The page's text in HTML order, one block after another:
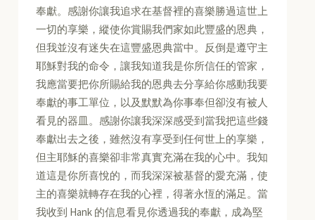
奉獻。感謝你讓我追求在基督裡的喜樂勝過這世上
一切的享樂，縱使你賞賜我們家如此豐盛的恩典，
但我並沒有迷失在這豐盛恩典當中。反倒是遵守主
耶穌對我的命令，讓我知道我是你所信任的管家，
我應當要把你所賜給我的恩典去分享給你感動我要
奉獻的事工單位，以及默默為你事奉但卻沒有被人
看見的器皿。感謝你讓我深深感受到當我把這些錢
奉獻出去之後，雖然沒有享受到任何世上的享樂，
但主耶穌的喜樂卻非常真實充滿在我的心中。我知
道這是你所喜悅的，而我深深被基督的愛充滿，使
主的喜樂就轉存在我的心裡，得著永恆的滿足。當
我收到 Hank 的信息看見你透過我的奉獻，成為堅